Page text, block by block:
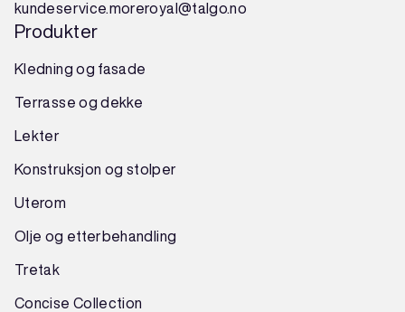
kundeservice.moreroyal@talgo.no
Produkter
Kledning og fasade
Terrasse og dekke
Lekter
Konstruksjon og stolper
Uterom
Olje og etterbehandling
Tretak
Concise Collection